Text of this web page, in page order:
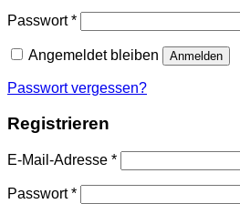
Passwort*Erforderlich
Angemeldet bleiben Anmelden
Passwort vergessen?
Registrieren
E-Mail-Adresse *Erforderlich
Passwort*Erforderlich